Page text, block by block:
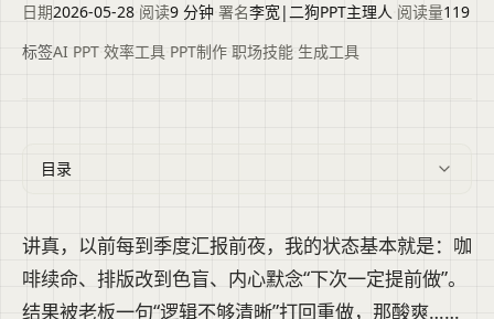
日期2026-05-28 阅读9 分钟 署名李宽|二狗PPT主理人 阅读量119
标签AI PPT 效率工具 PPT制作 职场技能 生成工具
目录
讲真，以前每到季度汇报前夜，我的状态基本就是：咖
啡续命、排版改到色盲、内心默念“下次一定提前做”。
结果被老板一句“逻辑不够清晰”打回重做，那酸爽……